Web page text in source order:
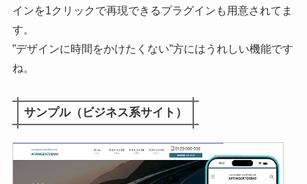
インを1クリックで再現できるプラグインも用意されてま
す。
”デザインに時間をかけたくない”方にはうれしい機能です
ね。
サンプル（ビジネス系サイト）